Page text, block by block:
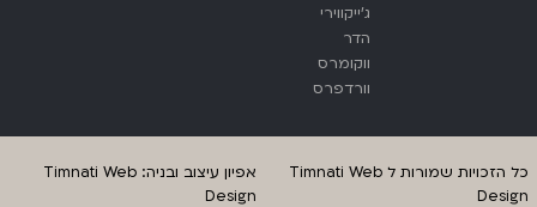
ג'ייקווירי
הדר
ווקומרס
וורדפרס
כל הזכויות שמורות ל Timnati Web
Design
אפיון עיצוב ובניה: Timnati Web
Design